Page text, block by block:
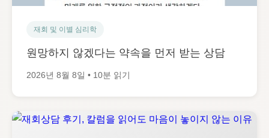
재회 및 이별 심리학
원망하지 않겠다는 약속을 먼저 받는 상담
2026년 8월 8일 • 10분 읽기